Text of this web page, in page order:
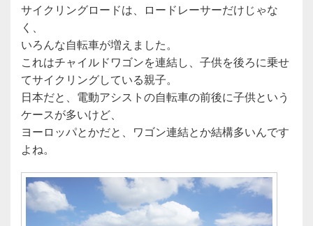
サイクリングロードは、ロードレーサーだけじゃな
く、
いろんな自転車が増えました。
これはチャイルドワゴンを連結し、子供を後ろに乗せ
てサイクリングしている親子。
日本だと、電動アシストの自転車の前後に子供という
ケースが多いけど、
ヨーロッパとかだと、ワゴン連結とか結構多いんです
よね。